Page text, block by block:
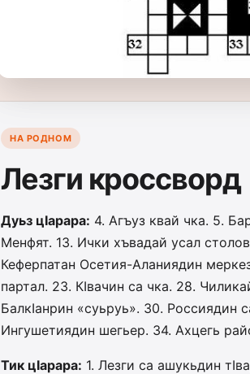
НА РОДНОМ
Лезги кроссворд
Дуьз цIарара: 4. Агъуз квай чка. 5.
Менфят. 13. Ички хъвадай усал
Кеферпатан Осетия-Аланиядин
партал. 23. КIвачин са чка. 28.
БалкIанрин «суьруь». 30. Россиядин
Ингушетиядин шегьер. 34. Ахцегь
Тик цIарара: 1. Лезги са ашукьдин